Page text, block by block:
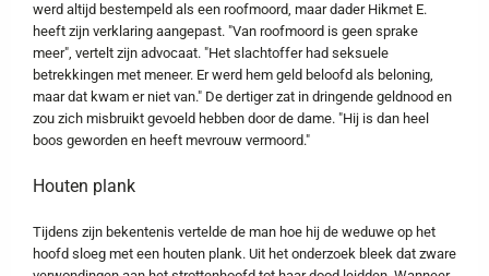
werd altijd bestempeld als een roofmoord, maar dader Hikmet E.
heeft zijn verklaring aangepast. "Van roofmoord is geen sprake
meer", vertelt zijn advocaat. "Het slachtoffer had seksuele
betrekkingen met meneer. Er werd hem geld beloofd als beloning,
maar dat kwam er niet van." De dertiger zat in dringende geldnood en
zou zich misbruikt gevoeld hebben door de dame. "Hij is dan heel
boos geworden en heeft mevrouw vermoord."
Houten plank
Tijdens zijn bekentenis vertelde de man hoe hij de weduwe op het
hoofd sloeg met een houten plank. Uit het onderzoek bleek dat zware